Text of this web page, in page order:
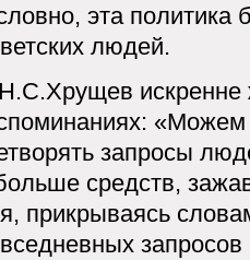
эта
людей.
искренне
запросы
средств,
прикрываясь